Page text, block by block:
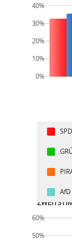
40%
30%
20%
10%
0%
SPD
AfD
60%
50%